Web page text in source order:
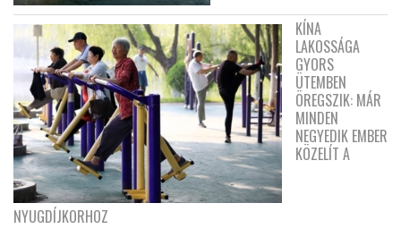
KÍNA
LAKOSSÁGA
GYORS
ÜTEMBEN
ÖREGSZIK: MÁR
MINDEN
NEGYEDIK EMBER
KÖZELÍT A
NYUGDÍJKORHOZ